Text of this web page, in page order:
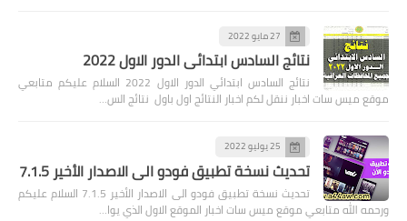
27 مايو 2022
نتائج السادس ابتدائي الدور الاول 2022
نتائج السادس ابتدائي الدور الاول 2022 السلام عليكم متابعي
موقع ميس سات اخبار ننقل لكم اخبار النتائج اول باول نتائج الس…
25 يوليو 2022
تحديث نسخة تطبيق فودو الى الاصدار الأخير 7.1.5
تحديث نسخة تطبيق فودو الى الاصدار الأخير 7.1.5 السلام عليكم
ورحمه الله متابعي موقع ميس سات اخبار الموقع الاول الذي يوا…